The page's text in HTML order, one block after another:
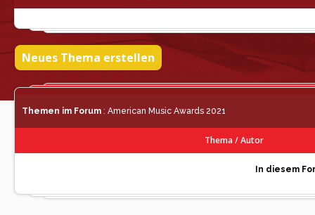
Neues Thema erstellen
Themen im Forum : American Music Awards 2021
Thema/Autor
In diesem